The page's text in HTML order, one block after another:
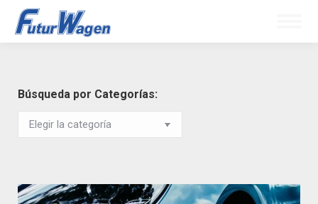
Búsqueda por Categorías: